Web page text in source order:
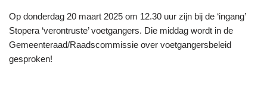
Op donderdag 20 maart 2025 om 12.30 uur zijn bij de ‘ingang’
Stopera ‘verontruste’ voetgangers. Die middag wordt in de
Gemeenteraad/Raadscommissie over voetgangersbeleid
gesproken!